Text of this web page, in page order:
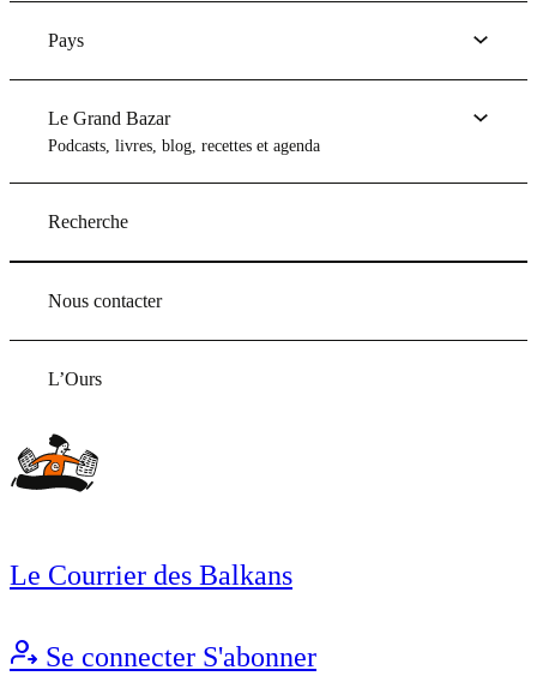
Pays
Le Grand Bazar
Podcasts, livres, blog, recettes et agenda
Recherche
Nous contacter
L’Ours
Le Courrier des Balkans
Se connecter S'abonner